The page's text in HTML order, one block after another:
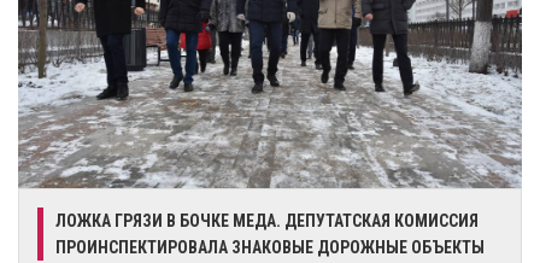
ЛОЖКА ГРЯЗИ В БОЧКЕ МЕДА. ДЕПУТАТСКАЯ КОМИССИЯ
ПРОИНСПЕКТИРОВАЛА ЗНАКОВЫЕ ДОРОЖНЫЕ ОБЪЕКТЫ